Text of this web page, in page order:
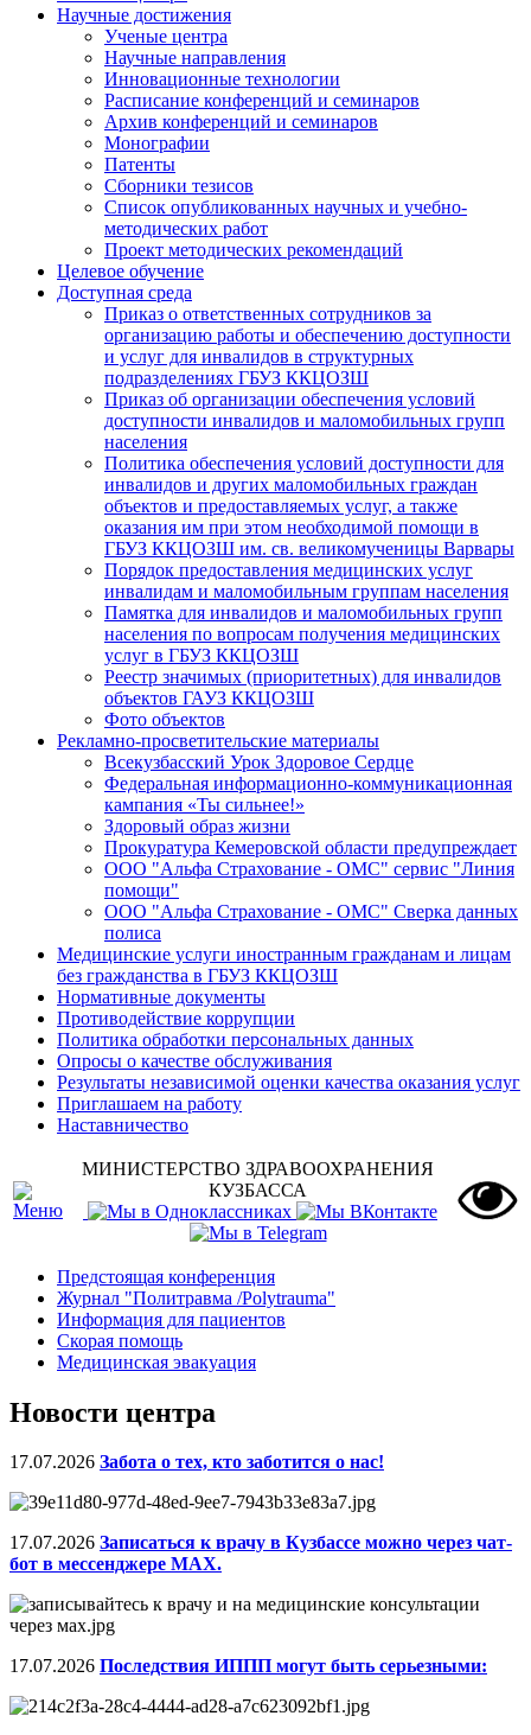
Научные достижения
Ученые центра
Научные направления
Инновационные технологии
Расписание конференций и семинаров
Архив конференций и семинаров
Монографии
Патенты
Сборники тезисов
Список опубликованных научных и учебно-
методических работ
Проект методических рекомендаций
Целевое обучение
Доступная среда
Приказ о ответственных сотрудников за
организацию работы и обеспечению доступности
и услуг для инвалидов в структурных
подразделениях ГБУЗ ККЦОЗШ
Приказ об организации обеспечения условий
доступности инвалидов и маломобильных групп
населения
Политика обеспечения условий доступности для
инвалидов и других маломобильных граждан
объектов и предоставляемых услуг, а также
оказания им при этом необходимой помощи в
ГБУЗ ККЦОЗШ им. св. великомученицы Варвары
Порядок предоставления медицинских услуг
инвалидам и маломобильным группам населения
Памятка для инвалидов и маломобильных групп
населения по вопросам получения медицинских
услуг в ГБУЗ ККЦОЗШ
Реестр значимых (приоритетных) для инвалидов
объектов ГАУЗ ККЦОЗШ
Фото объектов
Рекламно-просветительские материалы
Всекузбасский Урок Здоровое Сердце
Федеральная информационно-коммуникационная
кампания «Ты сильнее!»
Здоровый образ жизни
Прокуратура Кемеровской области предупреждает
ООО "Альфа Страхование - ОМС" сервис "Линия
помощи"
ООО "Альфа Страхование - ОМС" Сверка данных
полиса
Медицинские услуги иностранным гражданам и лицам
без гражданства в ГБУЗ ККЦОЗШ
Нормативные документы
Противодействие коррупции
Политика обработки персональных данных
Опросы о качестве обслуживания
Результаты независимой оценки качества оказания услуг
Приглашаем на работу
Наставничество
МИНИСТЕРСТВО ЗДРАВООХРАНЕНИЯ
КУЗБАССА
Предстоящая конференция
Журнал "Политравма /Polytrauma"
Информация для пациентов
Скорая помощь
Медицинская эвакуация
Новости центра
17.07.2026 Забота о тех, кто заботится о нас!
17.07.2026 Записаться к врачу в Кузбассе можно через чат-
бот в мессенджере МАХ.
17.07.2026 Последствия ИППП могут быть серьезными: